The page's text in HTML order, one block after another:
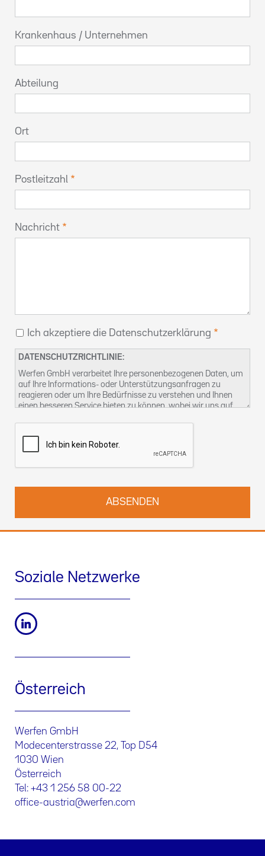
Krankenhaus / Unternehmen
Abteilung
Ort
Postleitzahl
Nachricht
Ich akzeptiere die Datenschutzerklärung
DATENSCHUTZRICHTLINIE:
Werfen GmbH verarbeitet Ihre personenbezogenen Daten, um
auf Ihre Informations- oder Unterstützungsanfragen zu
reagieren oder um Ihre Bedürfnisse zu verstehen und Ihnen
einen besseren Service bieten zu können, wobei wir uns auf
ausüben können, finden Sie in unserer
Sie können uns auch unterkontact-dsb@althammer-kill.de
Soziale Netzwerke
Österreich
Werfen GmbH
Modecenterstrasse 22, Top D54
1030 Wien
Österreich
Tel: +43 1 256 58 00-22
office-austria@werfen.com